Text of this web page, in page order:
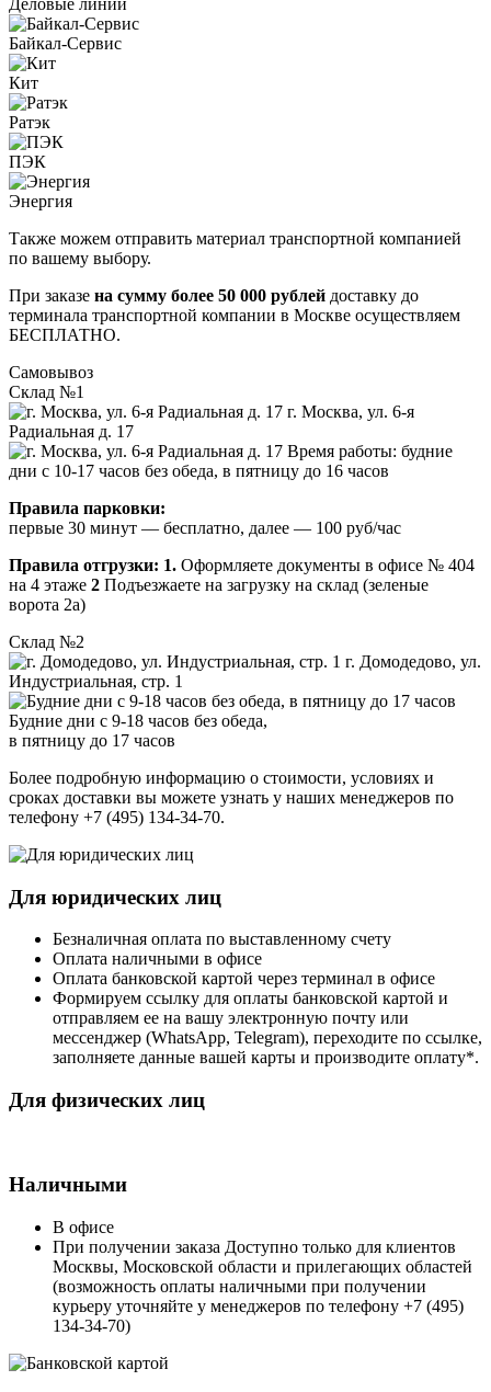
Байкал-Сервис
Кит
Ратэк
ПЭК
Энергия
Также можем отправить материал транспортной компанией
по вашему выбору.
При заказе на сумму более 50 000 рублей доставку до
терминала транспортной компании в Москве осуществляем
БЕСПЛАТНО.
Самовывоз
Склад №1
г. Москва, ул. 6-я
Радиальная д. 17
Время работы: будние
дни с 10-17 часов без обеда, в пятницу до 16 часов
Правила парковки:
первые 30 минут — бесплатно, далее — 100 руб/час
Правила отгрузки: 1. Оформляете документы в офисе № 404
на 4 этаже 2 Подъезжаете на загрузку на склад (зеленые
ворота 2а)
Склад №2
г. Домодедово, ул.
Индустриальная, стр. 1
Будние дни с 9-18 часов без обеда,
в пятницу до 17 часов
Более подробную информацию о стоимости, условиях и
сроках доставки вы можете узнать у наших менеджеров по
телефону +7 (495) 134-34-70.
Для юридических лиц
Безналичная оплата по выставленному счету
Оплата наличными в офисе
Оплата банковской картой через терминал в офисе
Формируем ссылку для оплаты банковской картой и
отправляем ее на вашу электронную почту или
мессенджер (WhatsApp, Telegram), переходите по ссылке,
заполняете данные вашей карты и производите оплату*.
Для физических лиц
Наличными
В офисе
При получении заказа Доступно только для клиентов
Москвы, Московской области и прилегающих областей
(возможность оплаты наличными при получении
курьеру уточняйте у менеджеров по телефону +7 (495)
134-34-70)